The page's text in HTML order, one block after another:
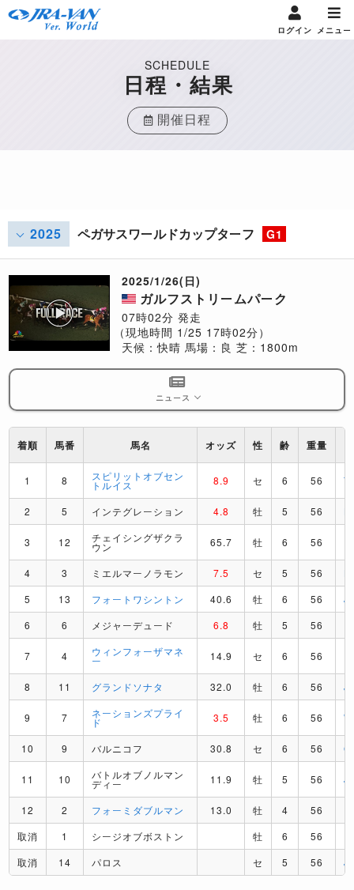
ログイン メニュー
SCHEDULE
日程・結果
開催日程
2025 ペガサスワールドカップターフ G1
2025/1/26(日)
ガルフストリームパーク
07時02分 発走
（現地時間 1/25 17時02分）
天候：快晴 馬場：良 芝：1800m
ニュース
着順 馬番 馬名 オッズ 性 齢 重量
1 8 スピリットオブセン
トルイス 8.9 セ 6 56 T
2 5 インテグレーション 4.8 牡 5 56
3 12 チェイシングザクラ
ウン 65.7 牡 6 56
4 3 ミエルマーノラモン 7.5 セ 5 56
5
13 フォートワシントン 40.6 牡 6 56
J
6
6 メジャーデュード 6.8 牡 5 56
7 4 ウィンフォーザマネ
ー 14.9 セ 6 56
8 11 グランドソナタ 32.0 牡 6 56 J
9 7 ネーションズプライ
ド 3.5 牡 6 56
10 9 バルニコフ 30.8 セ 6 56 O
11 10 バトルオブノルマン
ディー 11.9 牡 5 56 J
12 2 フォーミダブルマン 13.0 牡 4 56
取消
1 シージオブボストン 牡 6
56
取消
14 パロス セ 5 56 J